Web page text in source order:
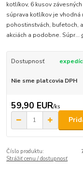
kotlíkov, 6 kusov
súprava kotlíkov je vhodná
pohostinstvách, bufetoch,
akciách a podobne. Súpr...
Dostupnosť
Nie sme platcovia DPH
59,90 EUR/ks
Číslo produktu:
Strážiť cenu / dostupnosť